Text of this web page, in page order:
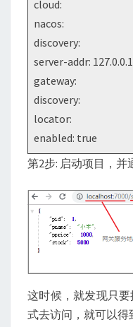
cloud:
nacos:
discovery:
server-addr:
gateway:
discovery:
locator:
enabled: true
第2步: 启动项目，
这时候，就发现只
式去访问，就可以得